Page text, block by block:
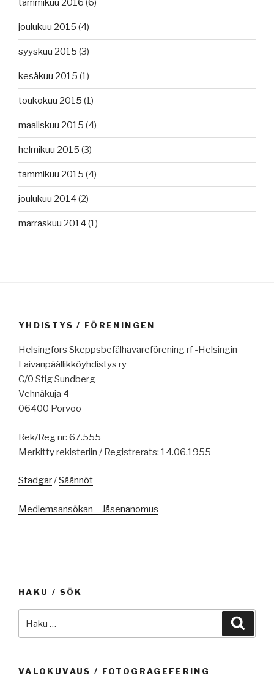
tammikuu 2016 (6)
joulukuu 2015 (4)
syyskuu 2015 (3)
kesäkuu 2015 (1)
toukokuu 2015 (1)
maaliskuu 2015 (4)
helmikuu 2015 (3)
tammikuu 2015 (4)
joulukuu 2014 (2)
marraskuu 2014 (1)
YHDISTYS / FÖRENINGEN
Helsingfors Skeppsbefälhavareförening rf -Helsingin
Laivanpäällikköyhdistys ry
C/0 Stig Sundberg
Vehnäkuja 4
06400 Porvoo
Rek/Reg nr: 67.555
Merkitty rekisteriin / Registrerats: 14.06.1955
Stadgar/Säännöt
Medlemsansökan – Jäsenanomus
HAKU / SÖK
VALOKUVAUS / FOTOGRAGEFERING